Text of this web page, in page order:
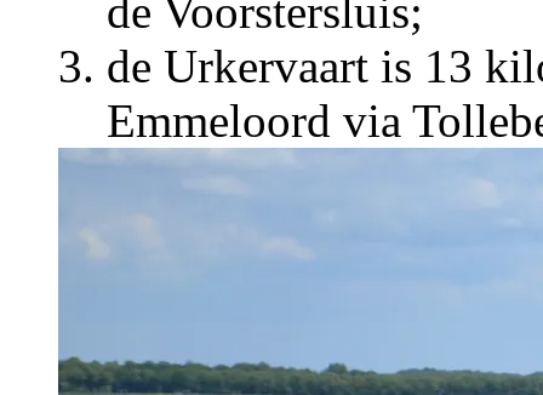
de Voorstersluis;
de Urkervaart is 13
Emmeloord via